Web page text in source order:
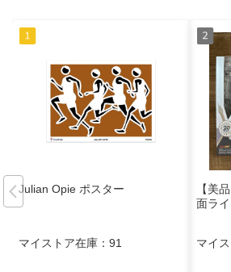
Julian Opie ポスター
マイストア在庫： 91
【美
面ラ
マイ